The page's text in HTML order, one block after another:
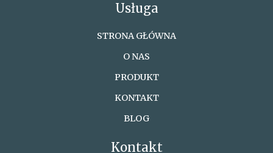
Usługa
STRONA GŁÓWNA
O NAS
PRODUKT
KONTAKT
BLOG
Kontakt